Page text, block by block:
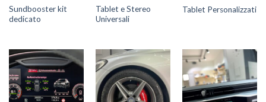
Sundbooster kit
dedicato
Tablet e Stereo
Universali
Tablet Personalizzati